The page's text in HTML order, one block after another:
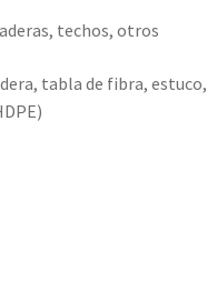
techos, otros
tabla de fibra,